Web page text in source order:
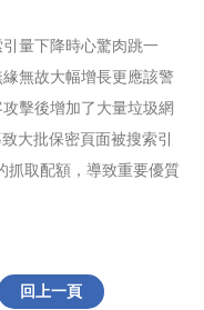
量下降時心驚肉跳一
無故大幅增長更應該警
擊後增加了大量垃圾網
大批保密頁面被搜索引
抓取配額，導致重要優質
回上一頁